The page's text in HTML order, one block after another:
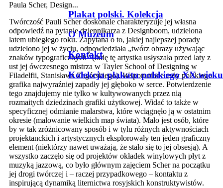
Plakat polski. Kolekcja
O Muzeum
Kontakt
Kolekcja plakatu polskiego XX wieku
Paula Scher, Design...
Twórczość Pauli Scher doskonale charakteryzuje jej własna
odpowiedź na pytanie dziennikarza z Designboom, udzielona
latem ubiegłego roku. Zapytana o to, jakiej najlepszej porady
udzielono jej w życiu, odpowiedziała „twórz obrazy używając
znaków typograficznych” (radę tę artystka usłyszała przed laty z
ust jej ówczesnego mistrza w Tayler School of Designing w
Filadelfii, Stanisława Zagórskiego). Wspomniane rady polskiego
grafika najwyraźniej zapadły jej głęboko w serce. Potwierdzenie
tego znajdujemy nie tylko w kultywowanych przez nią
rozmaitych dziedzinach grafiki użytkowej. Widać to także w
specyficznej odmianie malarstwa, które wciągnęło ją w ostatnim
okresie (malowanie wielkich map świata). Mało jest osób, które
by w tak zróżnicowany sposób i w tylu różnych aktywnościach
projektanckich i artystycznych eksplorowały ten jeden graficzny
element (niektórzy nawet uważają, że stało się to jej obsesją). A
wszystko zaczęło się od projektów okładek winylowych płyt z
muzyką jazzową, co było głównym zajęciem Scher na początku
jej drogi twórczej i – raczej przypadkowego – kontaktu z
inspirującą dynamiką liternictwa rosyjskich konstruktywistów.